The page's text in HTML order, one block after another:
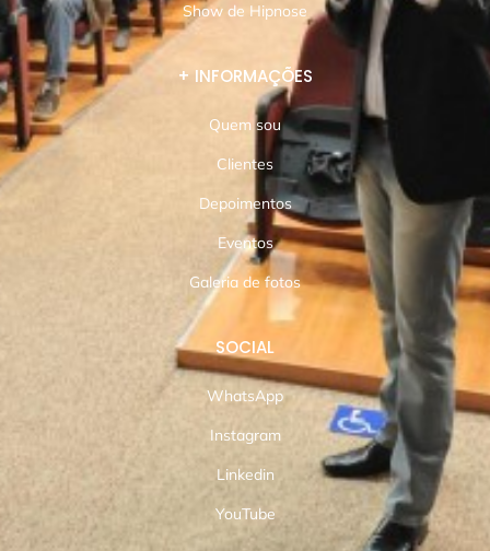
Show de Hipnose
+ INFORMAÇÕES
Quem sou
Clientes
Depoimentos
Eventos
Galeria de fotos
SOCIAL
WhatsApp
Instagram
Linkedin
YouTube